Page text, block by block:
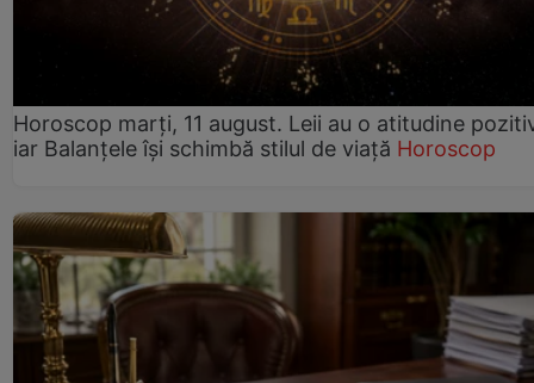
Horoscop marți, 11 august. Leii au o atitudine
iar Balanțele își schimbă stilul de viață Horoscop